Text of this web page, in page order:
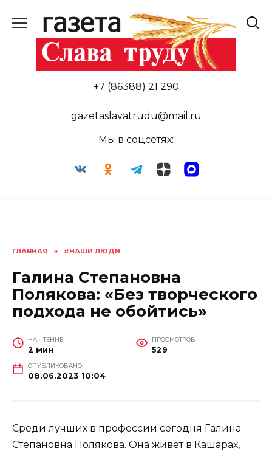
содержанию
+7 (86388) 21 290
gazetaslavatrudu@mail.ru
Мы в соцсетях:
ГЛАВНАЯ » #НАШИ ЛЮДИ
Галина Степановна
Полякова: «Без творческого
подхода не обойтись»
НА ЧТЕНИЕ
2 мин
ПРОСМОТРОВ
529
ОПУБЛИКОВАНО
08.06.2023 10:04
Среди лучших в профессии сегодня Галина
Степановна Полякова. Она живет в Кашарах,